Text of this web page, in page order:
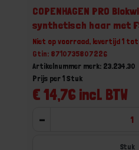
COPENHAGEN PRO
synthetisch haar met
3X10CM
Niet op voorraad, levertijd 1 tot
Gtin: 8710735807226
Artikelnummer merk: 23.234.30
€ 14,76 incl. BTW
Prijs per 1 Stuk
-